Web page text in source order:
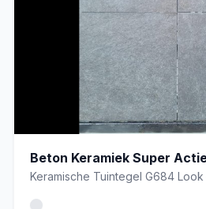
Beton Keramiek Super
Keramische Tuintegel G684